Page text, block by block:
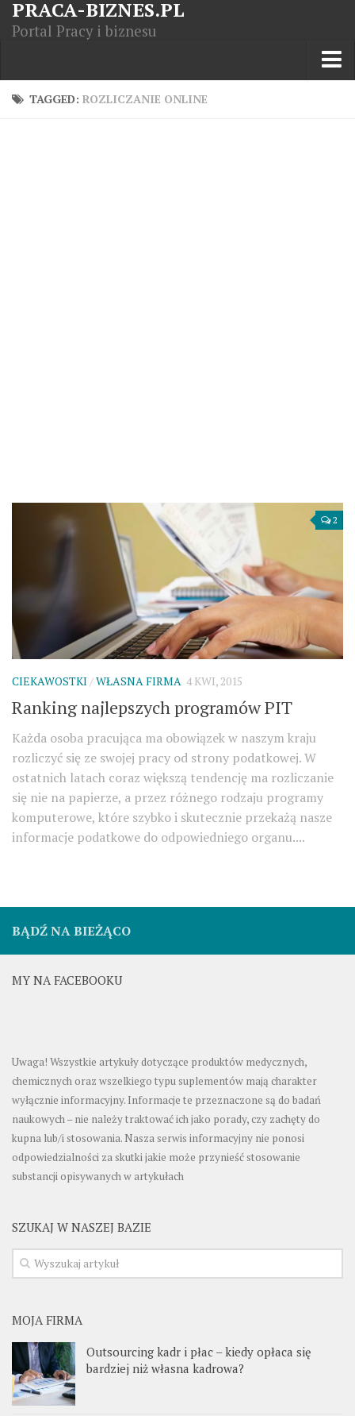
PRACA-BIZNES.PL
Portal Pracy i biznesu
Praca w kraju
TAGGED: ROZLICZANIE ONLINE
2
CIEKAWOSTKI /WŁASNA FIRMA 4 KWI, 2015
Ranking najlepszych programów PIT
Każda osoba pracująca ma obowiązek w naszym kraju
rozliczyć się ze swojej pracy od strony podatkowej. W
ostatnich latach coraz większą tendencję ma rozliczanie
się nie na papierze, a przez różnego rodzaju programy
komputerowe, które szybko i skutecznie przekażą nasze
informacje podatkowe do odpowiedniego organu....
BĄDŹ NA BIEŻĄCO
MY NA FACEBOOKU
Uwaga! Wszystkie artykuły dotyczące produktów medycznych,
chemicznych oraz wszelkiego typu suplementów mają charakter
wyłącznie informacyjny. Informacje te przeznaczone są do badań
naukowych – nie należy traktować ich jako porady, czy zachęty do
kupna lub/i stosowania. Nasza serwis informacyjny nie ponosi
odpowiedzialności za skutki jakie może przynieść stosowanie
substancji opisywanych w artykułach
SZUKAJ W NASZEJ BAZIE
MOJA FIRMA
Outsourcing kadr i płac – kiedy opłaca się
bardziej niż własna kadrowa?